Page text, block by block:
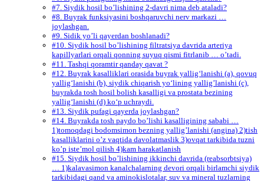
#7. Siydik hosil bo’lishining 2-davri nima deb ataladi?
#8. Buyrak funksiyasini boshqaruvchi nerv markazi …
joylashgan.
#9. Sidik yo’li qayerdan boshlanadi?
#10. Siydik hosil bo’lishining filtratsiya davrida arteriya
kapillyarlari orqali qonning suyuq qismi fitrlanib … o’tadi.
#11. Tashqi qoramtir qanday qavat ?
#12. Buyrak kasalliklari orasida buyrak yallig‘lanishi (a), qovuq
yallig‘lanishi (b), siydik chiqarish yo‘lining yallig’lanishi (c),
buyrakda tosh hosil bolish kasalligi va prostata bezining
yallig‘lanishi (d) ko‘p uchraydi.
#13. Siydik pufagi qayerda joylashgan?
#14. Buyrakda tosh paydo bo’lishi kasalligining sababi …
1)tomoqdagi bodomsimon bezning yallig’lanishi (angina) 2)tish
kasalliklarini o’z vaqtida davolatmaslik 3)ovqat tarkibida tuzni
ko’p iste’mol qilish 4)kam harakatlanish
#15. Siydik hosil bo’lishining ikkinchi davrida (reabsorbtsiya)
… 1)kalavasimon kanalchalarning devori orqali birlamchi siydik
tarkibidagi qand va aminokislotalar, suv va mineral tuzlarning